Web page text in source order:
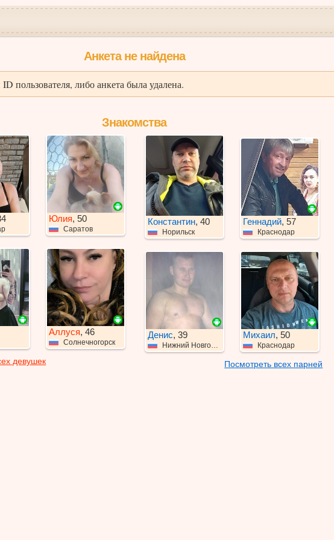
Анкета не найдена
пользователя, либо анкета была удалена.
Знакомства
Юлия, 50
Саратов
Аллуся, 46
Солнечногорск
девушек
Константин, 40
Норильск
Геннадий, 57
Краснодар
Денис, 39
Нижний Новгород
Михаил, 50
Краснодар
Посмотреть всех парней